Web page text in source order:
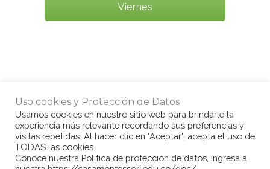
Viernes
Uso cookies y Protección de Datos
Usamos cookies en nuestro sitio web para brindarle la
experiencia más relevante recordando sus preferencias y
visitas repetidas. Al hacer clic en "Aceptar", acepta el uso de
TODAS las cookies.
Conoce nuestra Politica de protección de datos, ingresa a